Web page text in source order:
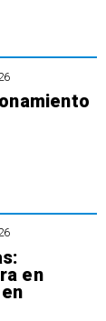
en